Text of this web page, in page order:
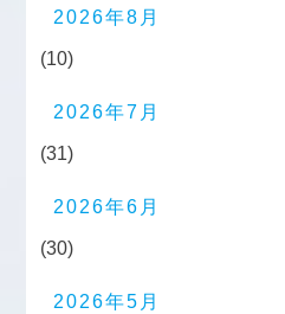
2026年8月
(10)
2026年7月
(31)
2026年6月
(30)
2026年5月